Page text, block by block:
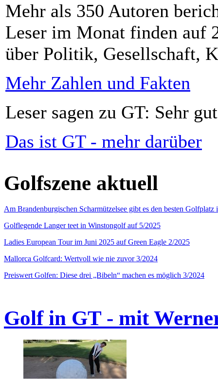
Mehr als 350 Autoren
Leser im Monat finden auf
über Politik, Gesellschaft,
Mehr Zahlen und Fakten
Leser sagen zu GT: Sehr
Das ist GT - mehr darüber
Golfszene aktuell
Am Brandenburgischen Scharmützelsee gibt es den besten
Golflegende Langer teet in Winstongolf auf 5/2025
Ladies European Tour im Juni 2025 auf Green Eagle 2/2025
Mallorca Golfcard: Wertvoll wie nie zuvor 3/2024
Preiswert Golfen: Diese drei „Bibeln“ machen es möglich 3/2024
Golf in GT - mit